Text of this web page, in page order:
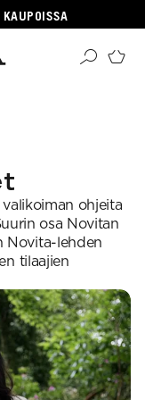
ohjeita
osa Novitan
Novita-lehden
tilaajien